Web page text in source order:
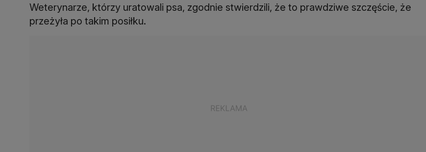
Weterynarze, którzy uratowali psa, zgodnie stwierdzili, że to prawdziwe szczęście, że
przeżyła po takim posiłku.